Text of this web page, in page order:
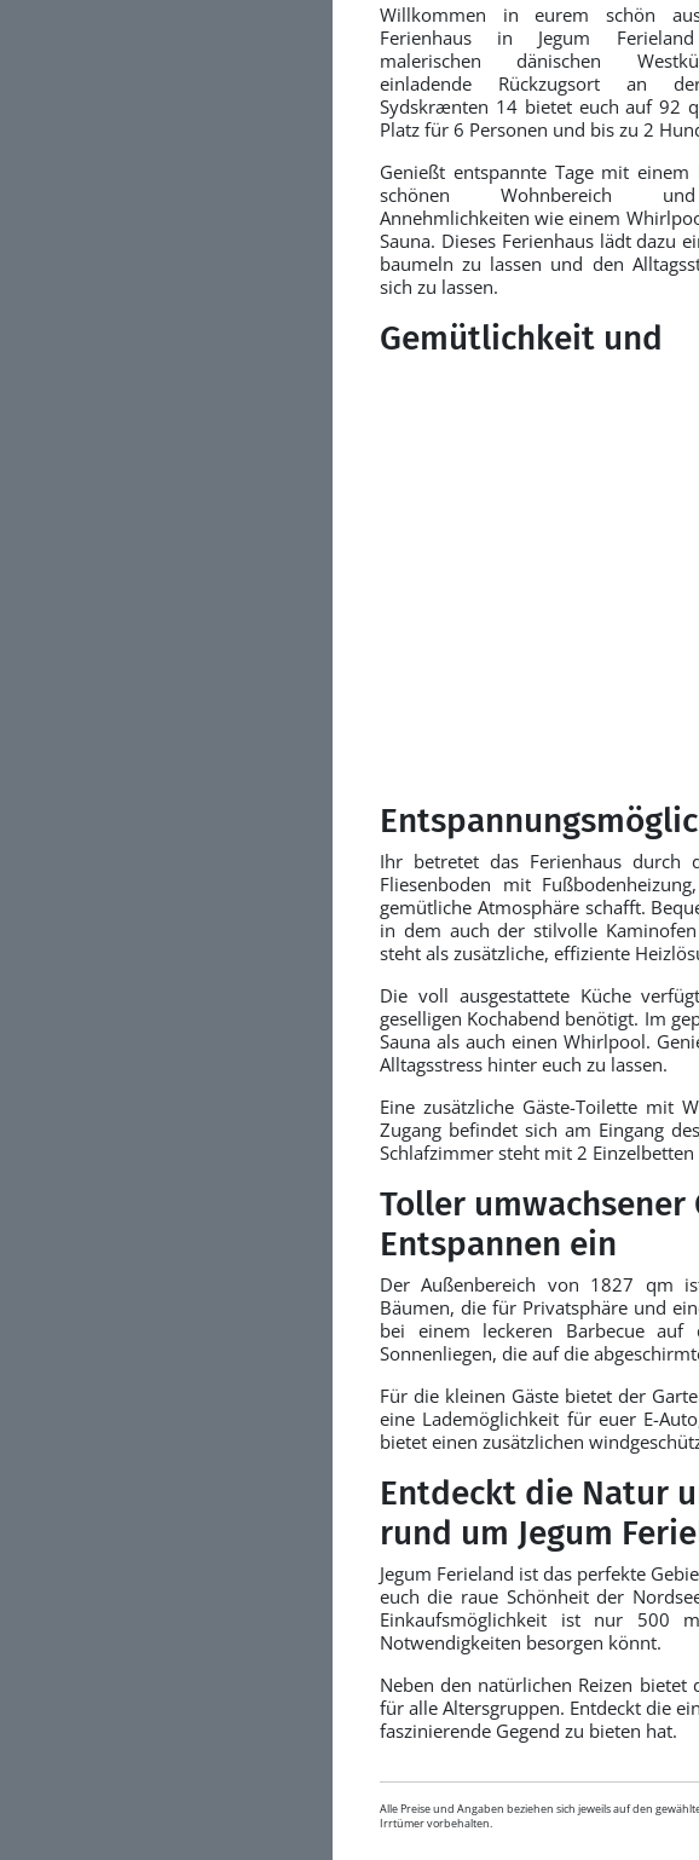
Willkommen in eurem schön
Ferienhaus in Jegum
malerischen dänischen
einladende Rückzugsort an
Sydskrænten 14 bietet euch auf 92
Platz für 6 Personen und bis zu 2
Genießt entspannte Tage mit einem
schönen Wohnbereich
Annehmlichkeiten wie einem
Sauna. Dieses Ferienhaus lädt dazu
baumeln zu lassen und den
sich zu lassen.
Gemütlichkeit und
Ihr betretet das Ferienhaus durch
Fliesenboden mit
gemütliche Atmosphäre schafft.
in dem auch der stilvolle
steht als zusätzliche, effiziente
Die voll ausgestattete Küche
geselligen Kochabend benötigt. Im
Sauna als auch einen Whirlpool.
Alltagsstress hinter euch zu lassen.
Eine zusätzliche Gäste-Toilette mit
Zugang befindet sich am Eingang
Schlafzimmer steht mit 2
Toller
Entspannen ein
Der Außenbereich von 1827 qm
Bäumen, die für Privatsphäre und
bei einem leckeren Barbecue
Sonnenliegen, die auf die
Für die kleinen Gäste bietet der
eine Lademöglichkeit für euer E-
bietet einen zusätzlichen
Entdeckt die Natur
rund um Jegum
Jegum Ferieland ist das perfekte
euch die raue Schönheit der
Einkaufsmöglichkeit ist nur 500
Notwendigkeiten besorgen könnt.
Neben den natürlichen Reizen
für alle Altersgruppen. Entdeckt die
faszinierende Gegend zu bieten hat.
Alle Preise und Angaben beziehen sich jeweils auf den
Irrtümer vorbehalten.